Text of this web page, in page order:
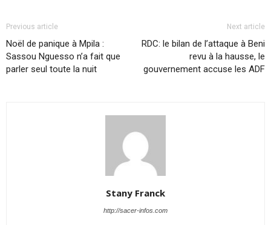
Previous article
Noël de panique à Mpila :
Sassou Nguesso n’a fait que
parler seul toute la nuit
Next article
RDC: le bilan de l’attaque à Beni
revu à la hausse, le
gouvernement accuse les ADF
Stany Franck
http://sacer-infos.com